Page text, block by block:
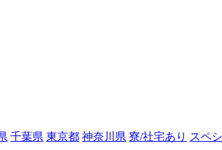
千葉県 東京都 神奈川県 寮/社宅あり スペ